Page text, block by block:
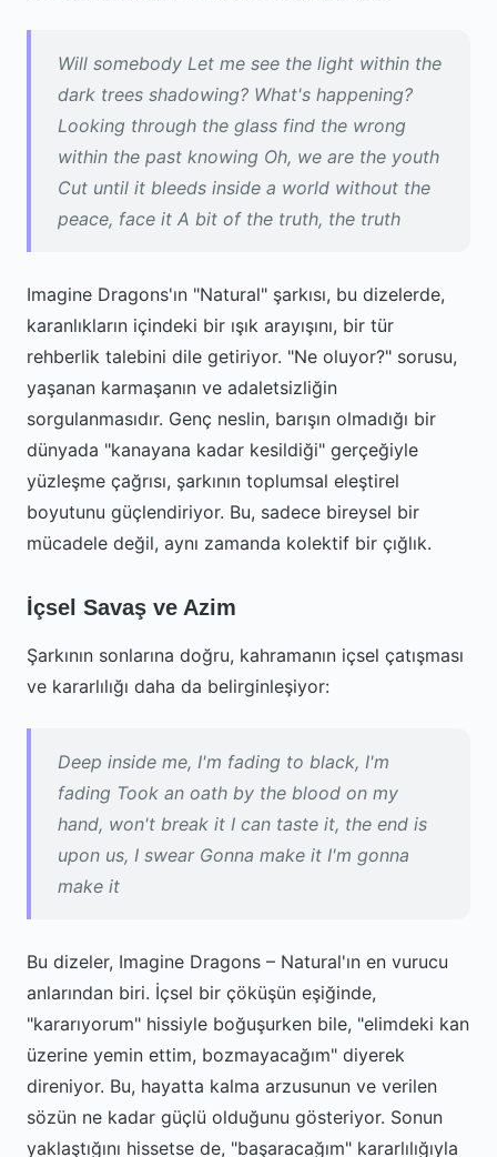
Will somebody Let me see the light within the
dark trees shadowing? What's happening?
Looking through the glass find the wrong
within the past knowing Oh, we are the youth
Cut until it bleeds inside a world without the
peace, face it A bit of the truth, the truth
Imagine Dragons'ın "Natural" şarkısı, bu dizelerde,
karanlıkların içindeki bir ışık arayışını, bir tür
rehberlik talebini dile getiriyor. "Ne oluyor?" sorusu,
yaşanan karmaşanın ve adaletsizliğin
sorgulanmasıdır. Genç neslin, barışın olmadığı bir
dünyada "kanayana kadar kesildiği" gerçeğiyle
yüzleşme çağrısı, şarkının toplumsal eleştirel
boyutunu güçlendiriyor. Bu, sadece bireysel bir
mücadele değil, aynı zamanda kolektif bir çığlık.
İçsel Savaş ve Azim
Şarkının sonlarına doğru, kahramanın içsel çatışması
ve kararlılığı daha da belirginleşiyor:
Deep inside me, I'm fading to black, I'm
fading Took an oath by the blood on my
hand, won't break it I can taste it, the end is
upon us, I swear Gonna make it I'm gonna
make it
Bu dizeler, Imagine Dragons – Natural'ın en vurucu
anlarından biri. İçsel bir çöküşün eşiğinde,
"kararıyorum" hissiyle boğuşurken bile, "elimdeki kan
üzerine yemin ettim, bozmayacağım" diyerek
direniyor. Bu, hayatta kalma arzusunun ve verilen
sözün ne kadar güçlü olduğunu gösteriyor. Sonun
yaklaştığını hissetse de, "başaracağım" kararlılığıyla